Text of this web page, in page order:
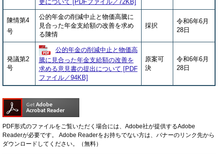
更について [PDFファイル／72KB]
陳情第4
号
公的年金の削減中止と物価高騰に
見合った年金支給額の改善を求め
る陳情
採択
令和6年6月
28日
発議第2
号
公的年金の削減中止と物価高
騰に見合った年金支給額の改善を
求める意見書の提出について [PDF
ファイル／94KB]
原案可
決
令和6年6月
28日
PDF形式のファイルをご覧いただく場合には、Adobe社が提供するAdobe
Readerが必要です。
Adobe Readerをお持ちでない方は、バナーのリンク先から
ダウンロードしてください。（無料）